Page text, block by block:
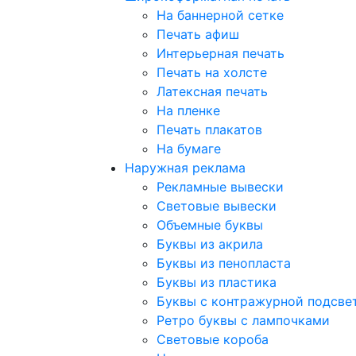
На баннерной сетке
Печать афиш
Интерьерная печать
Печать на холсте
Латексная печать
На пленке
Печать плакатов
На бумаге
Наружная реклама
Рекламные вывески
Световые вывески
Объемные буквы
Буквы из акрила
Буквы из пенопласта
Буквы из пластика
Буквы с контражурной
Ретро буквы с лампочками
Световые короба